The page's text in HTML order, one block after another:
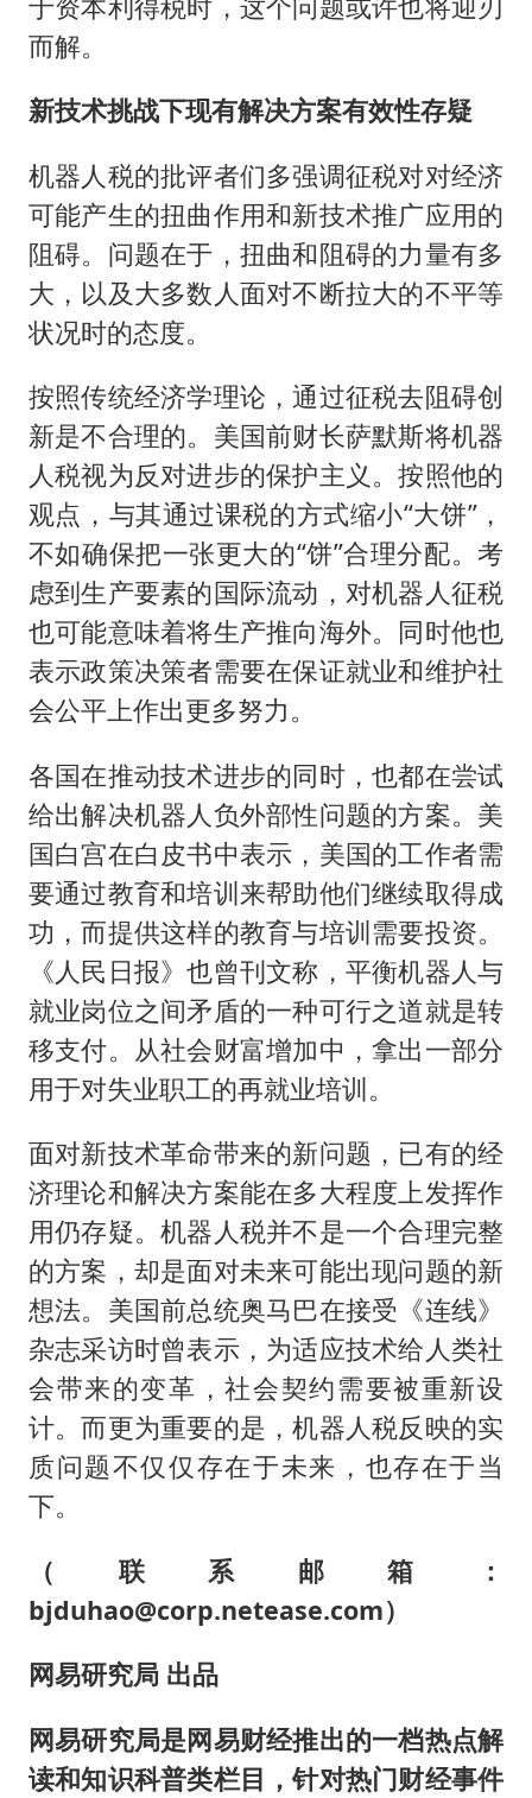
而解。
新技术挑战下现有解决方案有效性存疑
机器人税的批评者们多强调征税对对经济
可能产生的扭曲作用和新技术推广应用的
阻碍。问题在于，扭曲和阻碍的力量有多
大，以及大多数人面对不断拉大的不平等
状况时的态度。
按照传统经济学理论，通过征税去阻碍创
新是不合理的。美国前财长萨默斯将机器
人税视为反对进步的保护主义。按照他的
观点，与其通过课税的方式缩小“大饼”，
不如确保把一张更大的“饼”合理分配。考
虑到生产要素的国际流动，对机器人征税
也可能意味着将生产推向海外。同时他也
表示政策决策者需要在保证就业和维护社
会公平上作出更多努力。
各国在推动技术进步的同时，也都在尝试
给出解决机器人负外部性问题的方案。美
国白宫在白皮书中表示，美国的工作者需
要通过教育和培训来帮助他们继续取得成
功，而提供这样的教育与培训需要投资。
《人民日报》也曾刊文称，平衡机器人与
就业岗位之间矛盾的一种可行之道就是转
移支付。从社会财富增加中，拿出一部分
用于对失业职工的再就业培训。
面对新技术革命带来的新问题，已有的经
济理论和解决方案能在多大程度上发挥作
用仍存疑。机器人税并不是一个合理完整
的方案，却是面对未来可能出现问题的新
想法。美国前总统奥马巴在接受《连线》
杂志采访时曾表示，为适应技术给人类社
会带来的变革，社会契约需要被重新设
计。而更为重要的是，机器人税反映的实
质问题不仅仅存在于未来，也存在于当
下。
（联系邮箱：
bjduhao@corp.netease.com）
网易研究局 出品
网易研究局是网易财经推出的一档热点解
读和知识科普类栏目，针对热门财经事件